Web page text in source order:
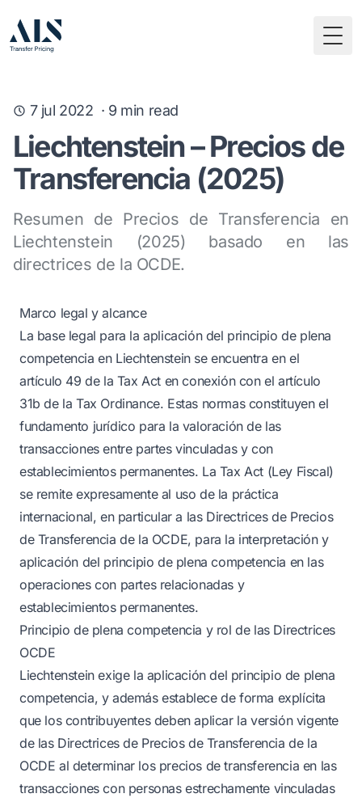
7 jul 2022 · 9 min read
Liechtenstein – Precios de
Transferencia (2025)
Resumen de Precios de Transferencia en
Liechtenstein (2025) basado en las
directrices de la OCDE.
Marco legal y alcance
La base legal para la aplicación del principio de plena
competencia en Liechtenstein se encuentra en el
artículo 49 de la Tax Act en conexión con el artículo
31b de la Tax Ordinance. Estas normas constituyen el
fundamento jurídico para la valoración de las
transacciones entre partes vinculadas y con
establecimientos permanentes. La Tax Act (Ley Fiscal)
se remite expresamente al uso de la práctica
internacional, en particular a las Directrices de Precios
de Transferencia de la OCDE, para la interpretación y
aplicación del principio de plena competencia en las
operaciones con partes relacionadas y
establecimientos permanentes.
Principio de plena competencia y rol de las Directrices
OCDE
Liechtenstein exige la aplicación del principio de plena
competencia, y además establece de forma explícita
que los contribuyentes deben aplicar la versión vigente
de las Directrices de Precios de Transferencia de la
OCDE al determinar los precios de transferencia en las
transacciones con personas estrechamente vinculadas